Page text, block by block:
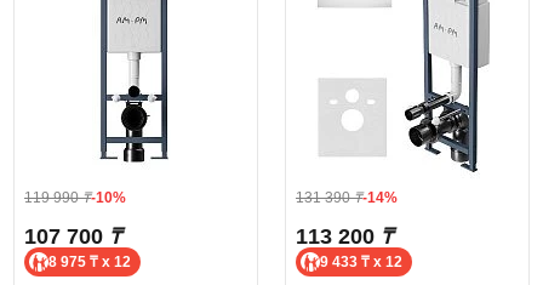
119 990₸-10%
107 700 ₸
8 975 ₸ x 12
131 390₸-14%
113 200 ₸
9 433 ₸ x 12